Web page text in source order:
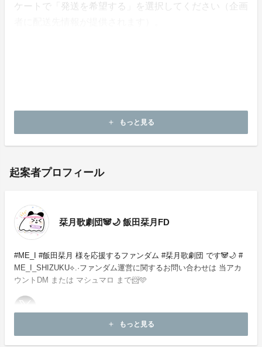
ケートで「発送を希望する」を選択してください（企画
所等へのお問い合わせはご遠慮願います。
add もっと見る
起案者プロフィール
栞月歌劇団🐼🌙 飯田栞月FD
#ME_I #飯田栞月 様を応援するファンダム #栞月歌劇団 です🐼🌙 #
ME_I_SHIZUKU⟡.·ファンダム運営に関するお問い合わせは 当アカ
ウントDM または マシュマロ まで📨🩵
add もっと見る